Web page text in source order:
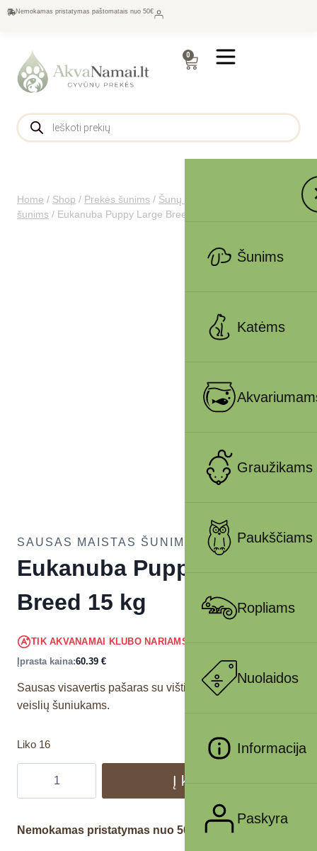
Nemokamas pristatymas paštomatais nuo 50€
0
Šunims
Katėms
Graužikams
Paukščiams
Ropliams
Nuolaidos
Informacija
Paskyra
Home / Shop / Prekės šunims / Šunų maistas
šunims / Eukanuba Puppy Large Breed 15 kg
SAUSAS MAISTAS ŠUNIMS
Eukanuba Puppy Large
Breed 15 kg
TIK AKVANAMAI KLUBO NARIAMS
Įprasta kaina:60.39 €
Sausas visavertis pašaras su vištiena, skirtas didelių
veislių šuniukams.
Liko 16
Į krepšelį
Nemokamas pristatymas nuo 50€